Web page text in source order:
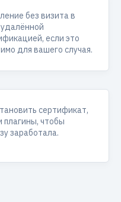
без визита в
если это
для вашего случая.
сертификат,
плагины, чтобы
заработала.